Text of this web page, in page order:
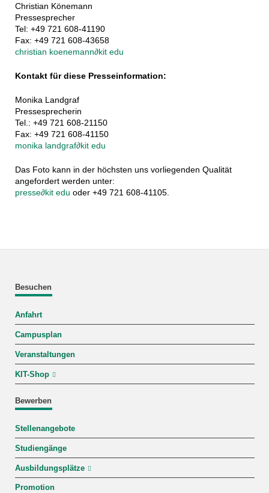
Christian Könemann
Pressesprecher
Tel: +49 721 608-41190
Fax: +49 721 608-43658
christian koenemann∂kit edu
Kontakt für diese Presseinformation:
Monika Landgraf
Pressesprecherin
Tel.: +49 721 608-21150
Fax: +49 721 608-41150
monika landgraf∂kit edu
Das Foto kann in der höchsten uns vorliegenden Qualität
angefordert werden unter:
presse∂kit edu oder +49 721 608-41105.
Besuchen
Anfahrt
Campusplan
Veranstaltungen
KIT-Shop
Bewerben
Stellenangebote
Studiengänge
Ausbildungsplätze
Promotion